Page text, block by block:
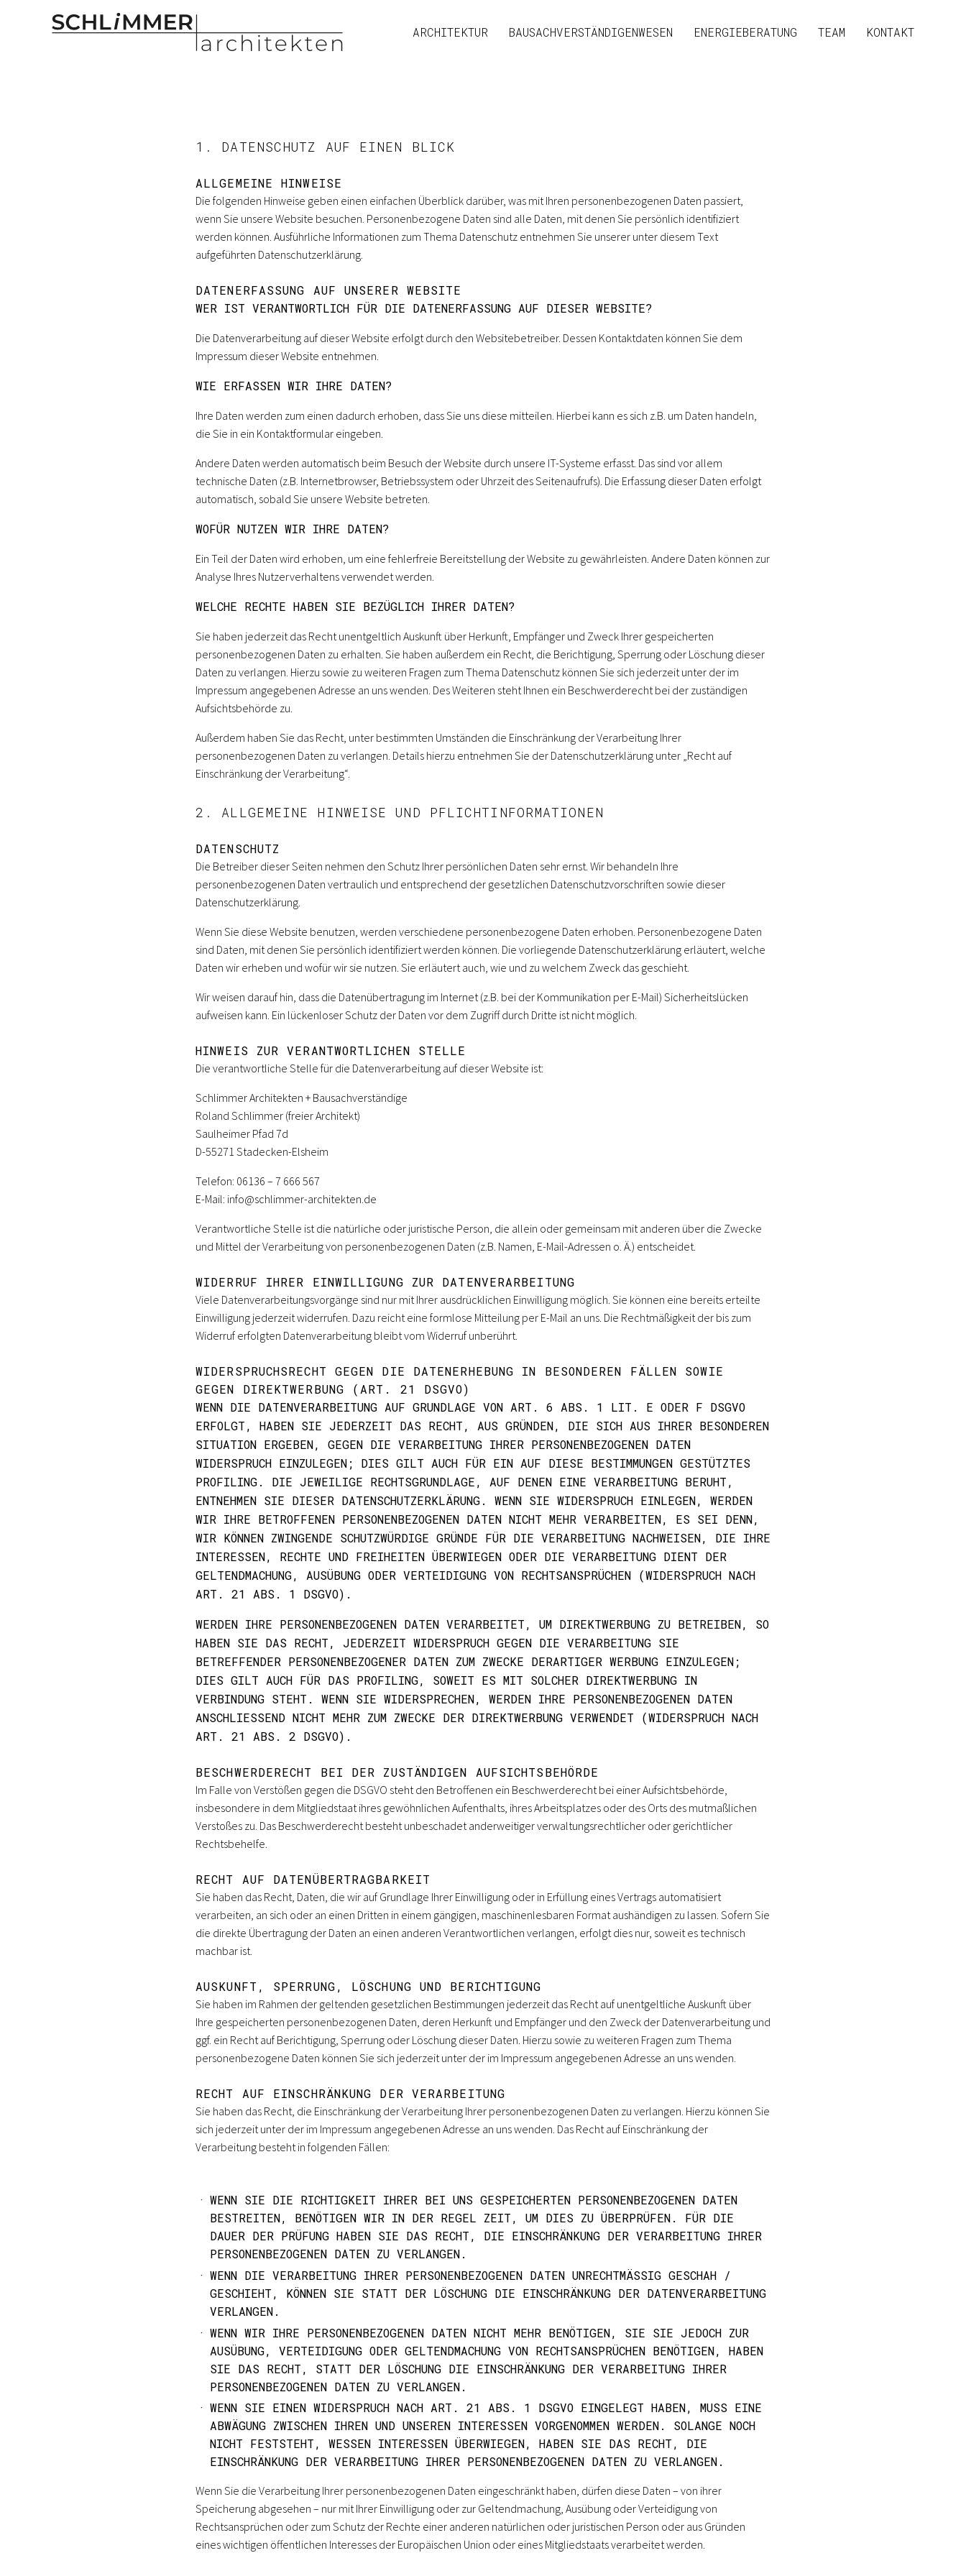
ARCHITEKTUR BAUSACHVERSTÄNDIGENWESEN ENERGIEBERATUNG TEAM KONTAKT
1. DATENSCHUTZ AUF EINEN BLICK
ALLGEMEINE HINWEISE
Die folgenden Hinweise geben einen einfachen Überblick darüber, was mit Ihren personenbezogenen Daten passiert,
wenn Sie unsere Website besuchen. Personenbezogene Daten sind alle Daten, mit denen Sie persönlich identifiziert
werden können. Ausführliche Informationen zum Thema Datenschutz entnehmen Sie unserer unter diesem Text
aufgeführten Datenschutzerklärung.
DATENERFASSUNG AUF UNSERER WEBSITE
WER IST VERANTWORTLICH FÜR DIE DATENERFASSUNG AUF DIESER WEBSITE?
Die Datenverarbeitung auf dieser Website erfolgt durch den Websitebetreiber. Dessen Kontaktdaten können Sie dem
Impressum dieser Website entnehmen.
WIE ERFASSEN WIR IHRE DATEN?
Ihre Daten werden zum einen dadurch erhoben, dass Sie uns diese mitteilen. Hierbei kann es sich z.B. um Daten handeln,
die Sie in ein Kontaktformular eingeben.
Andere Daten werden automatisch beim Besuch der Website durch unsere IT-Systeme erfasst. Das sind vor allem
technische Daten (z.B. Internetbrowser, Betriebssystem oder Uhrzeit des Seitenaufrufs). Die Erfassung dieser Daten erfolgt
automatisch, sobald Sie unsere Website betreten.
WOFÜR NUTZEN WIR IHRE DATEN?
Ein Teil der Daten wird erhoben, um eine fehlerfreie Bereitstellung der Website zu gewährleisten. Andere Daten können zur
Analyse Ihres Nutzerverhaltens verwendet werden.
WELCHE RECHTE HABEN SIE BEZÜGLICH IHRER DATEN?
Sie haben jederzeit das Recht unentgeltlich Auskunft über Herkunft, Empfänger und Zweck Ihrer gespeicherten
personenbezogenen Daten zu erhalten. Sie haben außerdem ein Recht, die Berichtigung, Sperrung oder Löschung dieser
Daten zu verlangen. Hierzu sowie zu weiteren Fragen zum Thema Datenschutz können Sie sich jederzeit unter der im
Impressum angegebenen Adresse an uns wenden. Des Weiteren steht Ihnen ein Beschwerderecht bei der zuständigen
Aufsichtsbehörde zu.
Außerdem haben Sie das Recht, unter bestimmten Umständen die Einschränkung der Verarbeitung Ihrer
personenbezogenen Daten zu verlangen. Details hierzu entnehmen Sie der Datenschutzerklärung unter „Recht auf
Einschränkung der Verarbeitung“.
2. ALLGEMEINE HINWEISE UND PFLICHTINFORMATIONEN
DATENSCHUTZ
Die Betreiber dieser Seiten nehmen den Schutz Ihrer persönlichen Daten sehr ernst. Wir behandeln Ihre
personenbezogenen Daten vertraulich und entsprechend der gesetzlichen Datenschutzvorschriften sowie dieser
Datenschutzerklärung.
Wenn Sie diese Website benutzen, werden verschiedene personenbezogene Daten erhoben. Personenbezogene Daten
sind Daten, mit denen Sie persönlich identifiziert werden können. Die vorliegende Datenschutzerklärung erläutert, welche
Daten wir erheben und wofür wir sie nutzen. Sie erläutert auch, wie und zu welchem Zweck das geschieht.
Wir weisen darauf hin, dass die Datenübertragung im Internet (z.B. bei der Kommunikation per E-Mail) Sicherheitslücken
aufweisen kann. Ein lückenloser Schutz der Daten vor dem Zugriff durch Dritte ist nicht möglich.
HINWEIS ZUR VERANTWORTLICHEN STELLE
Die verantwortliche Stelle für die Datenverarbeitung auf dieser Website ist:
Schlimmer Architekten + Bausachverständige
Roland Schlimmer (freier Architekt)
Saulheimer Pfad 7d
D-55271 Stadecken-Elsheim
Telefon: 06136 – 7 666 567
E-Mail: info@schlimmer-architekten.de
Verantwortliche Stelle ist die natürliche oder juristische Person, die allein oder gemeinsam mit anderen über die Zwecke
und Mittel der Verarbeitung von personenbezogenen Daten (z.B. Namen, E-Mail-Adressen o. Ä.) entscheidet.
WIDERRUF IHRER EINWILLIGUNG ZUR DATENVERARBEITUNG
Viele Datenverarbeitungsvorgänge sind nur mit Ihrer ausdrücklichen Einwilligung möglich. Sie können eine bereits erteilte
Einwilligung jederzeit widerrufen. Dazu reicht eine formlose Mitteilung per E-Mail an uns. Die Rechtmäßigkeit der bis zum
Widerruf erfolgten Datenverarbeitung bleibt vom Widerruf unberührt.
WIDERSPRUCHSRECHT GEGEN DIE DATENERHEBUNG IN BESONDEREN FÄLLEN SOWIE
GEGEN DIREKTWERBUNG (ART. 21 DSGVO)
WENN DIE DATENVERARBEITUNG AUF GRUNDLAGE VON ART. 6 ABS. 1 LIT. E ODER F DSGVO
ERFOLGT, HABEN SIE JEDERZEIT DAS RECHT, AUS GRÜNDEN, DIE SICH AUS IHRER BESONDEREN
SITUATION ERGEBEN, GEGEN DIE VERARBEITUNG IHRER PERSONENBEZOGENEN DATEN
WIDERSPRUCH EINZULEGEN; DIES GILT AUCH FÜR EIN AUF DIESE BESTIMMUNGEN GESTÜTZTES
PROFILING. DIE JEWEILIGE RECHTSGRUNDLAGE, AUF DENEN EINE VERARBEITUNG BERUHT,
ENTNEHMEN SIE DIESER DATENSCHUTZERKLÄRUNG. WENN SIE WIDERSPRUCH EINLEGEN, WERDEN
WIR IHRE BETROFFENEN PERSONENBEZOGENEN DATEN NICHT MEHR VERARBEITEN, ES SEI DENN,
WIR KÖNNEN ZWINGENDE SCHUTZWÜRDIGE GRÜNDE FÜR DIE VERARBEITUNG NACHWEISEN, DIE IHRE
INTERESSEN, RECHTE UND FREIHEITEN ÜBERWIEGEN ODER DIE VERARBEITUNG DIENT DER
GELTENDMACHUNG, AUSÜBUNG ODER VERTEIDIGUNG VON RECHTSANSPRÜCHEN (WIDERSPRUCH NACH
ART. 21 ABS. 1 DSGVO).
WERDEN IHRE PERSONENBEZOGENEN DATEN VERARBEITET, UM DIREKTWERBUNG ZU BETREIBEN, SO
HABEN SIE DAS RECHT, JEDERZEIT WIDERSPRUCH GEGEN DIE VERARBEITUNG SIE
BETREFFENDER PERSONENBEZOGENER DATEN ZUM ZWECKE DERARTIGER WERBUNG EINZULEGEN;
DIES GILT AUCH FÜR DAS PROFILING, SOWEIT ES MIT SOLCHER DIREKTWERBUNG IN
VERBINDUNG STEHT. WENN SIE WIDERSPRECHEN, WERDEN IHRE PERSONENBEZOGENEN DATEN
ANSCHLIESSEND NICHT MEHR ZUM ZWECKE DER DIREKTWERBUNG VERWENDET (WIDERSPRUCH NACH A
RT. 21 ABS. 2 DSGVO).
BESCHWERDERECHT BEI DER ZUSTÄNDIGEN AUFSICHTSBEHÖRDE
Im Falle von Verstößen gegen die DSGVO steht den Betroffenen ein Beschwerderecht bei einer Aufsichtsbehörde,
insbesondere in dem Mitgliedstaat ihres gewöhnlichen Aufenthalts, ihres Arbeitsplatzes oder des Orts des mutmaßlichen
Verstoßes zu. Das Beschwerderecht besteht unbeschadet anderweitiger verwaltungsrechtlicher oder gerichtlicher
Rechtsbehelfe.
RECHT AUF DATENÜBERTRAGBARKEIT
Sie haben das Recht, Daten, die wir auf Grundlage Ihrer Einwilligung oder in Erfüllung eines Vertrags automatisiert
verarbeiten, an sich oder an einen Dritten in einem gängigen, maschinenlesbaren Format aushändigen zu lassen. Sofern Sie
die direkte Übertragung der Daten an einen anderen Verantwortlichen verlangen, erfolgt dies nur, soweit es technisch
machbar ist.
AUSKUNFT, SPERRUNG, LÖSCHUNG UND BERICHTIGUNG
Sie haben im Rahmen der geltenden gesetzlichen Bestimmungen jederzeit das Recht auf unentgeltliche Auskunft über
Ihre gespeicherten personenbezogenen Daten, deren Herkunft und Empfänger und den Zweck der Datenverarbeitung und
ggf. ein Recht auf Berichtigung, Sperrung oder Löschung dieser Daten. Hierzu sowie zu weiteren Fragen zum Thema
personenbezogene Daten können Sie sich jederzeit unter der im Impressum angegebenen Adresse an uns wenden.
RECHT AUF EINSCHRÄNKUNG DER VERARBEITUNG
Sie haben das Recht, die Einschränkung der Verarbeitung Ihrer personenbezogenen Daten zu verlangen. Hierzu können Sie
sich jederzeit unter der im Impressum angegebenen Adresse an uns wenden. Das Recht auf Einschränkung der
Verarbeitung besteht in folgenden Fällen:
WENN SIE DIE RICHTIGKEIT IHRER BEI UNS GESPEICHERTEN PERSONENBEZOGENEN DATEN
BESTREITEN, BENÖTIGEN WIR IN DER REGEL ZEIT, UM DIES ZU ÜBERPRÜFEN. FÜR DIE
DAUER DER PRÜFUNG HABEN SIE DAS RECHT, DIE EINSCHRÄNKUNG DER VERARBEITUNG IHRER
PERSONENBEZOGENEN DATEN ZU VERLANGEN.
WENN DIE VERARBEITUNG IHRER PERSONENBEZOGENEN DATEN UNRECHTMÄSSIG GESCHAH / G
ESCHIEHT, KÖNNEN SIE STATT DER LÖSCHUNG DIE EINSCHRÄNKUNG DER DATENVERARBEITUNG V
ERLANGEN.
WENN WIR IHRE PERSONENBEZOGENEN DATEN NICHT MEHR BENÖTIGEN, SIE SIE JEDOCH ZUR
AUSÜBUNG, VERTEIDIGUNG ODER GELTENDMACHUNG VON RECHTSANSPRÜCHEN BENÖTIGEN, HABEN
SIE DAS RECHT, STATT DER LÖSCHUNG DIE EINSCHRÄNKUNG DER VERARBEITUNG IHRER
PERSONENBEZOGENEN DATEN ZU VERLANGEN.
WENN SIE EINEN WIDERSPRUCH NACH ART. 21 ABS. 1 DSGVO EINGELEGT HABEN, MUSS EINE
ABWÄGUNG ZWISCHEN IHREN UND UNSEREN INTERESSEN VORGENOMMEN WERDEN. SOLANGE NOCH
NICHT FESTSTEHT, WESSEN INTERESSEN ÜBERWIEGEN, HABEN SIE DAS RECHT, DIE
EINSCHRÄNKUNG DER VERARBEITUNG IHRER PERSONENBEZOGENEN DATEN ZU VERLANGEN.
Wenn Sie die Verarbeitung Ihrer personenbezogenen Daten eingeschränkt haben, dürfen diese Daten – von ihrer
Speicherung abgesehen – nur mit Ihrer Einwilligung oder zur Geltendmachung, Ausübung oder Verteidigung von
Rechtsansprüchen oder zum Schutz der Rechte einer anderen natürlichen oder juristischen Person oder aus Gründen
eines wichtigen öffentlichen Interesses der Europäischen Union oder eines Mitgliedstaats verarbeitet werden.